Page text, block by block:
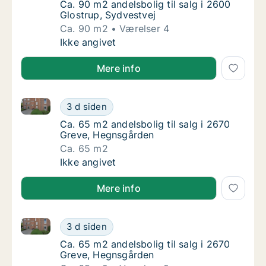
Ca. 90 m2 andelsbolig til salg i 2600
Ca. 90 m2 andelsbolig til salg i 2600
Glostrup, Sydvestvej
Ca. 90 m2
Værelser 4
Ca. 90 m2 andelsbolig til salg i 2600
Ikke angivet
Mere info
Ca. 65 m2 andelsbolig til salg i 2670 Greve,
3 d siden
Ca. 65 m2 andelsbolig til salg i 2670 Greve,
Ca. 65 m2 andelsbolig til salg i 2670 Greve,
Ca. 65 m2 andelsbolig til salg i 2670
Greve, Hegnsgården
Ca. 65 m2
Ca. 65 m2 andelsbolig til salg i 2670 Greve,
Ikke angivet
Mere info
Ca. 65 m2 andelsbolig til salg i 2670 Greve,
3 d siden
Ca. 65 m2 andelsbolig til salg i 2670 Greve,
Ca. 65 m2 andelsbolig til salg i 2670 Greve,
Ca. 65 m2 andelsbolig til salg i 2670
Greve, Hegnsgården